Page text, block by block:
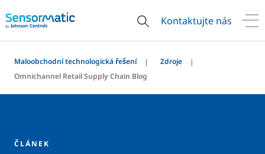
Kontaktujte nás
Maloobchodní technologická řešení
Zdroje
Omnichannel Retail Supply Chain Blog
ČLÁNEK